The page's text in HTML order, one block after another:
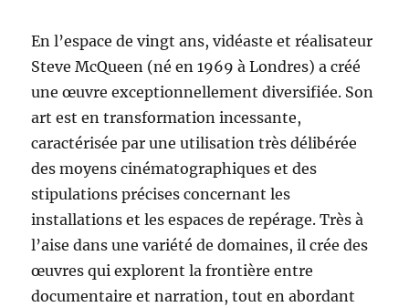
En l’espace de vingt ans, vidéaste et réalisateur
Steve McQueen (né en 1969 à Londres) a créé
une œuvre exceptionnellement diversifiée. Son
art est en transformation incessante,
caractérisée par une utilisation très délibérée
des moyens cinématographiques et des
stipulations précises concernant les
installations et les espaces de repérage. Très à
l’aise dans une variété de domaines, il crée des
œuvres qui explorent la frontière entre
documentaire et narration, tout en abordant